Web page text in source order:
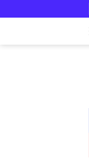
ke